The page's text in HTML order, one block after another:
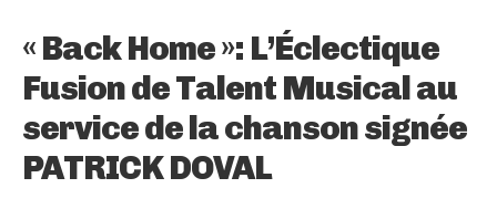
« Back Home »: L’Éclectique
Fusion de Talent Musical au
service de la chanson signée
PATRICK DOVAL